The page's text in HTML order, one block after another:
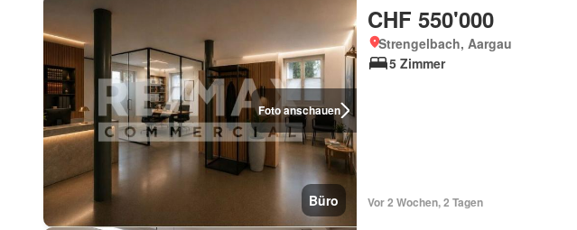
Foto anschauen
Büro
CHF 550'000
Strengelbach, Aargau
5 Zimmer
Vor 2 Wochen, 2 Tagen